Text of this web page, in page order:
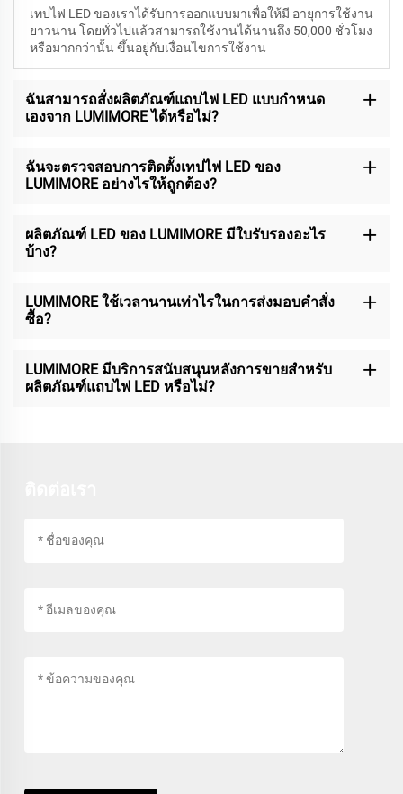
เทปไฟ LED ของเราได้รับการออกแบบมาเพื่อให้มี อายุการใช้งาน
ยาวนาน โดยทั่วไปแล้วสามารถใช้งานได้นานถึง 50,000 ชั่วโมง
หรือมากกว่านั้น ขึ้นอยู่กับเงื่อนไขการใช้งาน
ฉันสามารถสั่งผลิตภัณฑ์แถบไฟ LED แบบกำหนด
เองจาก LUMIMORE ได้หรือไม่?
ฉันจะตรวจสอบการติดตั้งเทปไฟ LED ของ
LUMIMORE อย่างไรให้ถูกต้อง?
ผลิตภัณฑ์ LED ของ LUMIMORE มีใบรับรองอะไร
บ้าง?
LUMIMORE ใช้เวลานานเท่าไรในการส่งมอบคำสั่ง
ซื้อ?
LUMIMORE มีบริการสนับสนุนหลังการขายสำหรับ
ผลิตภัณฑ์แถบไฟ LED หรือไม่?